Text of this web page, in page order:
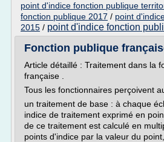
point d'indice fonction publique
fonction publique 2017 / point
2015 / point d'indice fonction
Fonction publique
Article détaillé : Traitement dans la
française .
Tous les fonctionnaires perçoivent
un traitement de base : à chaque
indice de traitement exprimé en
de ce traitement est calculé en
points d'indice par la valeur du